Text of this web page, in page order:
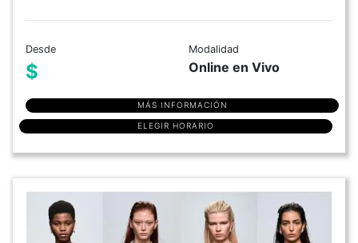
Desde
$
Modalidad
Online en Vivo
MÁS INFORMACIÓN
ELEGIR HORARIO